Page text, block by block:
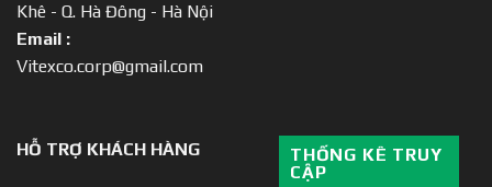
Khê - Q. Hà Đông - Hà Nội
Email :
Vitexco.corp@gmail.com
HỖ TRỢ KHÁCH HÀNG
THỐNG KÊ TRUY
CẬP